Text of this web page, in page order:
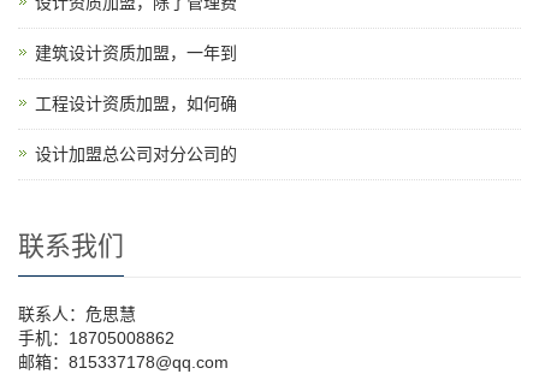
建筑设计资质加盟，一年到
工程设计资质加盟，如何确
设计加盟总公司对分公司的
联系我们
联系人：危思慧
手机：18705008862
邮箱：815337178@qq.com